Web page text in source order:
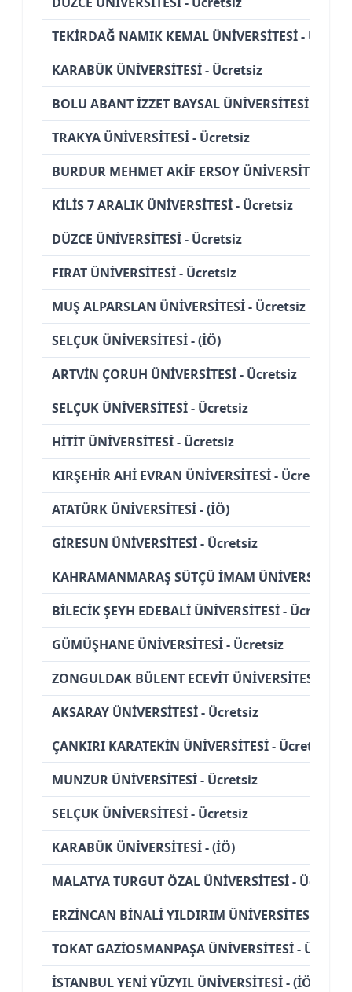
TEKİRDAĞ NAMIK KEMAL ÜNİVERSİTESİ -
KARABÜK ÜNİVERSİTESİ - Ücretsiz
BOLU ABANT İZZET BAYSAL ÜNİVERSİTESİ - (İÖ)
TRAKYA ÜNİVERSİTESİ - Ücretsiz
BURDUR MEHMET AKİF ERSOY ÜNİVERSİTESİ -
KİLİS 7 ARALIK ÜNİVERSİTESİ - Ücretsiz
DÜZCE ÜNİVERSİTESİ - Ücretsiz
FIRAT ÜNİVERSİTESİ - Ücretsiz
MUŞ ALPARSLAN ÜNİVERSİTESİ - Ücretsiz
SELÇUK ÜNİVERSİTESİ - (İÖ)
ARTVİN ÇORUH ÜNİVERSİTESİ - Ücretsiz
SELÇUK ÜNİVERSİTESİ - Ücretsiz
HİTİT ÜNİVERSİTESİ - Ücretsiz
KIRŞEHİR AHİ EVRAN ÜNİVERSİTESİ - Ücretsiz
ATATÜRK ÜNİVERSİTESİ - (İÖ)
GİRESUN ÜNİVERSİTESİ - Ücretsiz
KAHRAMANMARAŞ SÜTÇÜ İMAM ÜNİVERSİTESİ
BİLECİK ŞEYH EDEBALİ ÜNİVERSİTESİ - Ücretsiz
GÜMÜŞHANE ÜNİVERSİTESİ - Ücretsiz
ZONGULDAK BÜLENT ECEVİT ÜNİVERSİTESİ -
AKSARAY ÜNİVERSİTESİ - Ücretsiz
ÇANKIRI KARATEKİN ÜNİVERSİTESİ - Ücretsiz
MUNZUR ÜNİVERSİTESİ - Ücretsiz
SELÇUK ÜNİVERSİTESİ - Ücretsiz
KARABÜK ÜNİVERSİTESİ - (İÖ)
MALATYA TURGUT ÖZAL ÜNİVERSİTESİ - Ücretsiz
ERZİNCAN BİNALİ YILDIRIM ÜNİVERSİTESİ -
TOKAT GAZİOSMANPAŞA ÜNİVERSİTESİ -
İSTANBUL YENİ YÜZYIL ÜNİVERSİTESİ - (İÖ)